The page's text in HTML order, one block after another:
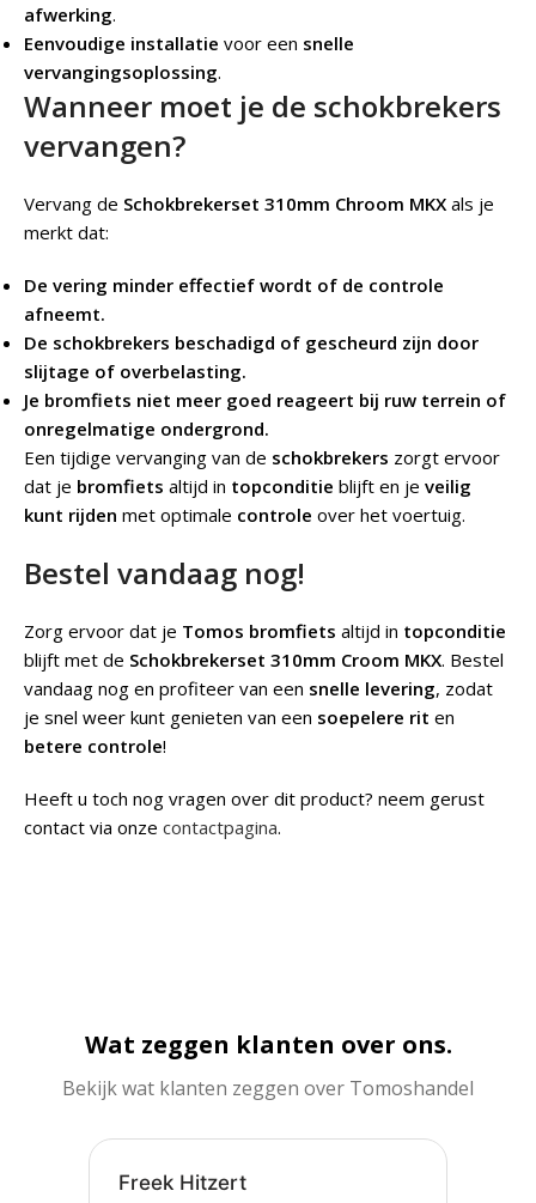
afwerking.
Eenvoudige installatie voor een snelle
vervangingsoplossing.
Wanneer moet je de schokbrekers
vervangen?
Vervang de Schokbrekerset 310mm Chroom MKX als je
merkt dat:
De vering minder effectief wordt of de controle
afneemt.
De schokbrekers beschadigd of gescheurd zijn door
slijtage of overbelasting.
Je bromfiets niet meer goed reageert bij ruw terrein of
onregelmatige ondergrond.
Een tijdige vervanging van de schokbrekers zorgt ervoor
dat je bromfiets altijd in topconditie blijft en je veilig
kunt rijden met optimale controle over het voertuig.
Bestel vandaag nog!
Zorg ervoor dat je Tomos bromfiets altijd in topconditie
blijft met de Schokbrekerset 310mm Croom MKX. Bestel
vandaag nog en profiteer van een snelle levering, zodat
je snel weer kunt genieten van een soepelere rit en
betere controle!
Heeft u toch nog vragen over dit product? neem gerust
contact via onze contactpagina.
Wat zeggen klanten over ons.
Bekijk wat klanten zeggen over Tomoshandel